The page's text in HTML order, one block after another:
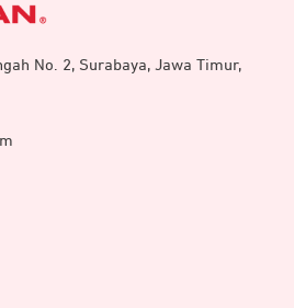
No. 2, Surabaya, Jawa Timur,